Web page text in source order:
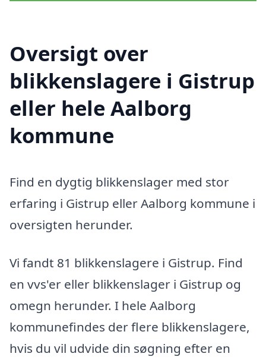
Oversigt over
blikkenslagere i Gistrup
eller hele Aalborg
kommune
Find en dygtig blikkenslager med stor
erfaring i Gistrup eller Aalborg kommune i
oversigten herunder.
Vi fandt 81 blikkenslagere i Gistrup. Find
en vvs'er eller blikkenslager i Gistrup og
omegn herunder. I hele Aalborg
kommunefindes der flere blikkenslagere,
hvis du vil udvide din søgning efter en